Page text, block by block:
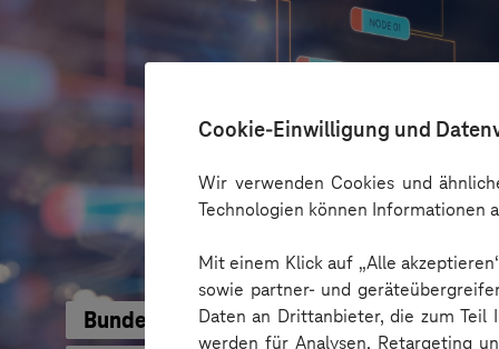
Cookie-Einwilligung und
Wir verwenden Cookies und
Technologien können Informationen
Mit einem Klick auf „Alle
sowie partner- und
Daten an Drittanbieter, die zum Teil
werden für Analysen, Retargeting
Bundesamt für Migration & Flüchtlinge